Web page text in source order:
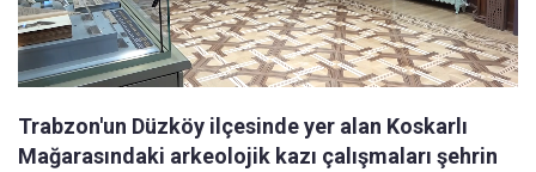
Trabzon'un Düzköy ilçesinde yer alan Koskarlı
Mağarasındaki arkeolojik kazı çalışmaları şehrin